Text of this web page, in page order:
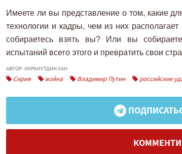
Имеете ли вы представление о том, какие
технологии и кадры, чем из них
собираетесь взять вы? Или вы
испытаний всего этого и превратить свои
АВТОР: ИКРАМУТДИН ХАН
Сирия война Владимир Путин российские